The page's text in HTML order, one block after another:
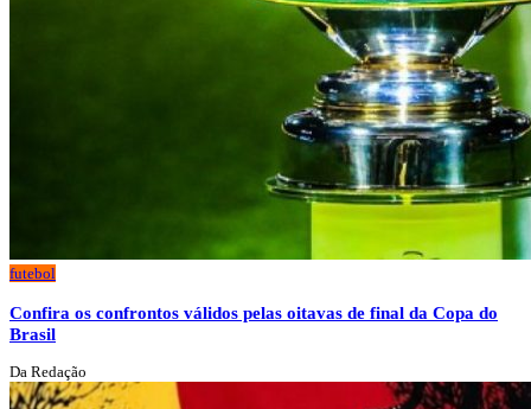
futebol
Confira os confrontos válidos pelas oitavas de final da Copa do
Brasil
Da Redação